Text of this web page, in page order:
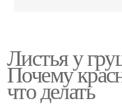
Листья у
Почему
что делать